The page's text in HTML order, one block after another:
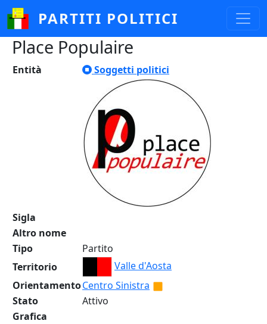
Salta al contenuto principale
PARTITI POLITICI
Place Populaire
Entità Soggetti politici
Sigla
Altro nome
Tipo
Partito
Territorio
Valle d'Aosta
OrientamentoCentro Sinistra
Stato
Attivo
Grafica